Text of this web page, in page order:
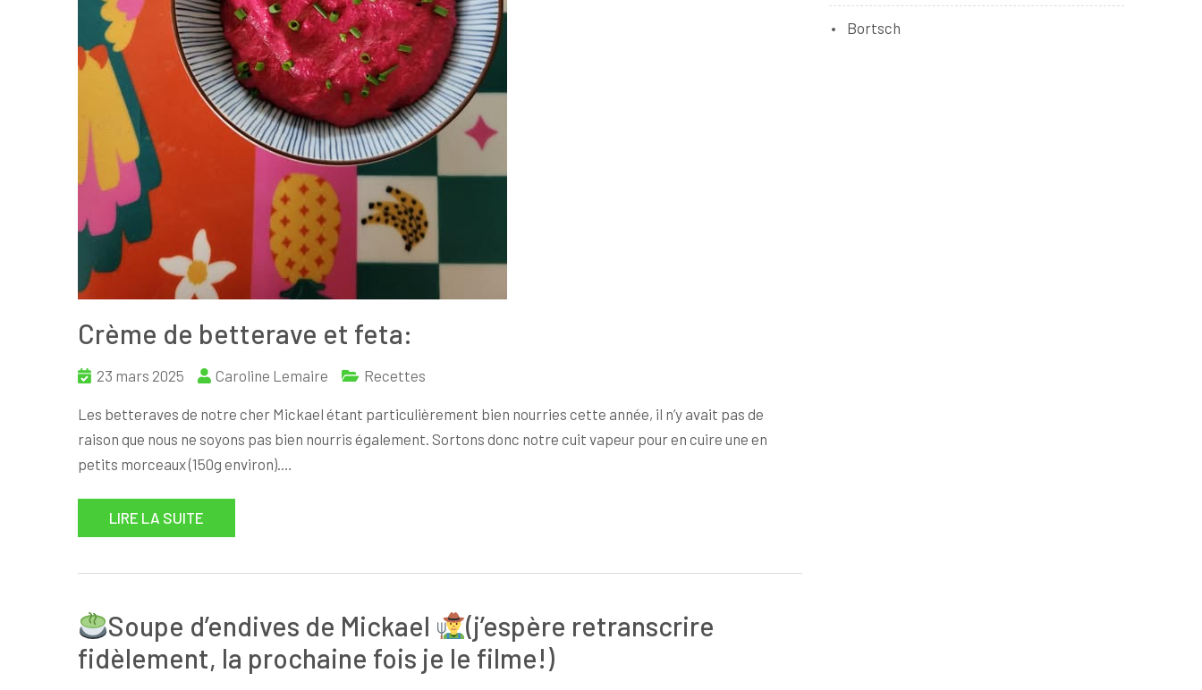
Crème de betterave et feta:
23 mars 2025 Caroline Lemaire Recettes
Les betteraves de notre cher Mickael étant particulièrement bien nourries cette année, il n’y avait pas de
raison que nous ne soyons pas bien nourris également. Sortons donc notre cuit vapeur pour en cuire une en
petits morceaux (150g environ).…
LIRE LA SUITE
Soupe d’endives de Mickael
(j’espère retranscrire
fidèlement, la prochaine fois je le filme!)
Bortsch